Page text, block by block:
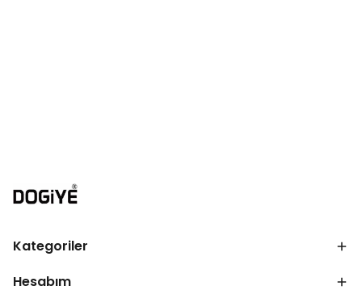
Kategoriler
Hesabım